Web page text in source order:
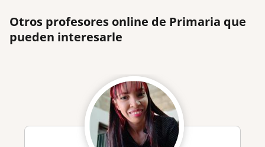
Otros profesores online de Primaria que
pueden interesarle